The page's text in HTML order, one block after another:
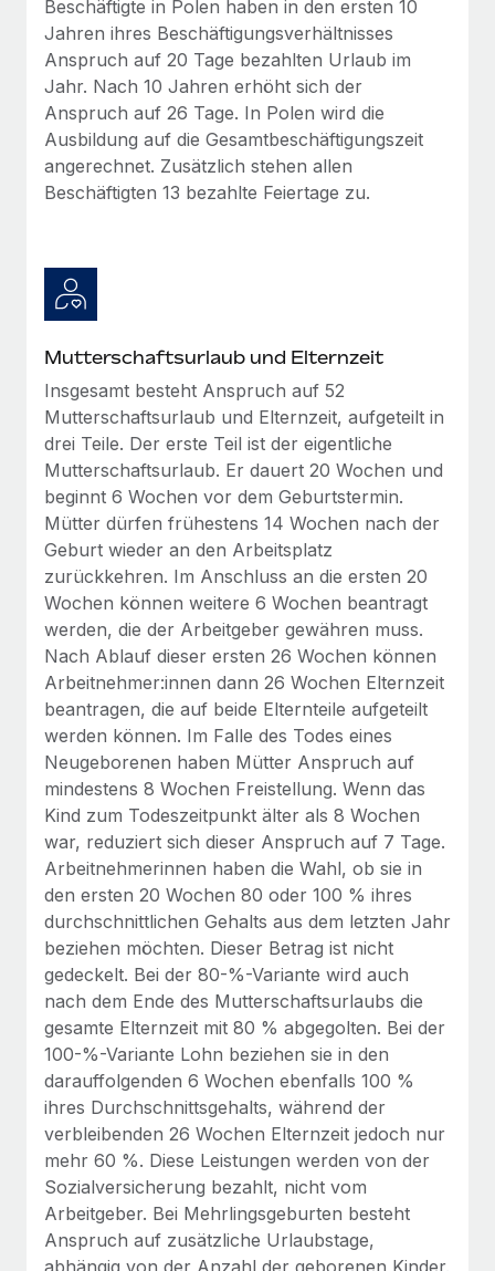
Einfacheres Bewerber:innen-Screening
Compliance Watchtower
Lückenlose Compliance
Geräteverwaltung
Globale Bereitstellung und Verfolgung von IT-
Geräten
Schnelle, rechtssichere Gründung von
Niederlassungen
Mühelose Relocation von Mitarbeiter:innen
Benefits
Mühelose Verwaltung von Benefits
So hat der KI-Vorreiter Weaviate sein Team mit
Remote um 120 % vergrößert
Weaviate auf einen Blick Weaviate entwickelt KI-basierte
Open-Source-Infrastrukturen. Das...
Mehr erfahren
Managements – die Erfolgsgeschichte einer
globalen Content-Agentur mit Remote
Auf einen Blick Erfahre mehr über die unglaubliche
Transformation einer weltweit erfolgreichen...
Mehr erfahren
Alle Ressourcen anzeigen
BLOG
Globale Payroll
EOR und PEO
Den Blog erkunden
BLOG
Neues zu Remote-Produkten: Integration mit
Gusto und Zero und Contractor Management
Plus
Auch im neuen Jahr wollen wir bei Remote Unternehmen
Mehr erfahren
Wie Phiture 55 Mitarbeiter:innen in 19 Ländern
mit Remote verwaltet
Phiture ist der unumstrittene Marktführer im Bereich der
Wachstumsberatung für mobile Apps. Das...
Mehr erfahren
Beschäftigte in Polen haben in den ersten 10
Jahren ihres Beschäftigungsverhältnisses
Anspruch auf 20 Tage bezahlten Urlaub im
Jahr. Nach 10 Jahren erhöht sich der
Anspruch auf 26 Tage. In Polen wird die
Ausbildung auf die Gesamtbeschäftigungszeit
angerechnet. Zusätzlich stehen allen
Beschäftigten 13 bezahlte Feiertage zu.
Mutterschaftsurlaub und Elternzeit
Insgesamt besteht Anspruch auf 52
Mutterschaftsurlaub und Elternzeit, aufgeteilt in
drei Teile. Der erste Teil ist der eigentliche
Mutterschaftsurlaub. Er dauert 20 Wochen und
beginnt 6 Wochen vor dem Geburtstermin.
Mütter dürfen frühestens 14 Wochen nach der
Geburt wieder an den Arbeitsplatz
zurückkehren. Im Anschluss an die ersten 20
Wochen können weitere 6 Wochen beantragt
werden, die der Arbeitgeber gewähren muss.
Nach Ablauf dieser ersten 26 Wochen können
Arbeitnehmer:innen dann 26 Wochen Elternzeit
beantragen, die auf beide Elternteile aufgeteilt
werden können. Im Falle des Todes eines
Neugeborenen haben Mütter Anspruch auf
mindestens 8 Wochen Freistellung. Wenn das
Kind zum Todeszeitpunkt älter als 8 Wochen
war, reduziert sich dieser Anspruch auf 7 Tage.
Arbeitnehmerinnen haben die Wahl, ob sie in
den ersten 20 Wochen 80 oder 100 % ihres
durchschnittlichen Gehalts aus dem letzten Jahr
beziehen möchten. Dieser Betrag ist nicht
gedeckelt. Bei der 80-%-Variante wird auch
nach dem Ende des Mutterschaftsurlaubs die
gesamte Elternzeit mit 80 % abgegolten. Bei der
100-%-Variante Lohn beziehen sie in den
darauffolgenden 6 Wochen ebenfalls 100 %
ihres Durchschnittsgehalts, während der
verbleibenden 26 Wochen Elternzeit jedoch nur
mehr 60 %. Diese Leistungen werden von der
Sozialversicherung bezahlt, nicht vom
Arbeitgeber. Bei Mehrlingsgeburten besteht
Anspruch auf zusätzliche Urlaubstage,
abhängig von der Anzahl der geborenen Kinder.